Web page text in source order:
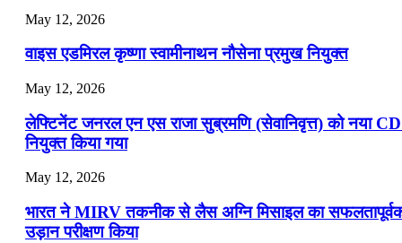
May 12, 2026
वाइस एडमिरल कृष्णा स्वामीनाथन नौसेना प्रमुख नियुक्त
May 12, 2026
लेफ्टिनेंट जनरल एन एस राजा सुब्रमणि (सेवानिवृत्त) को नया
नियुक्त किया गया
May 12, 2026
भारत ने MIRV तकनीक से लैस अग्नि मिसाइल का
उड़ान परीक्षण किया